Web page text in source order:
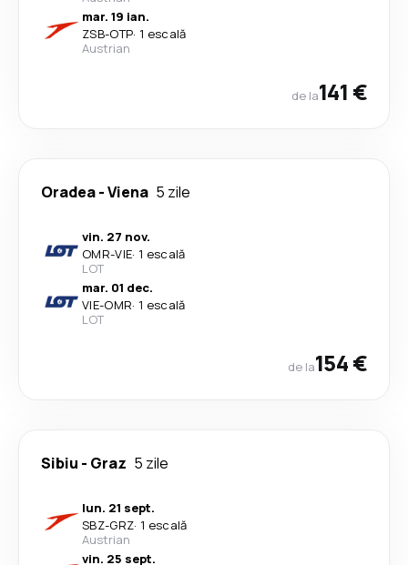
mar. 19 ian.
ZSB-OTP· 1 escală
Austrian
de la141 €
Oradea-Viena 5 zile
vin. 27 nov.
OMR-VIE· 1 escală
LOT
mar. 01 dec.
VIE-OMR· 1 escală
LOT
de la154 €
Sibiu - Graz 5 zile
lun. 21 sept.
SBZ-GRZ· 1 escală
Austrian
vin. 25 sept.